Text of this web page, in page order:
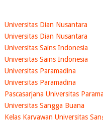
Universitas Dian Nusantara
Universitas Dian Nusantara
Universitas Sains Indonesia
Universitas Sains Indonesia
Universitas Paramadina
Universitas Paramadina
Pascasarjana Universitas
Universitas Sangga Buana
Kelas Karyawan Universitas